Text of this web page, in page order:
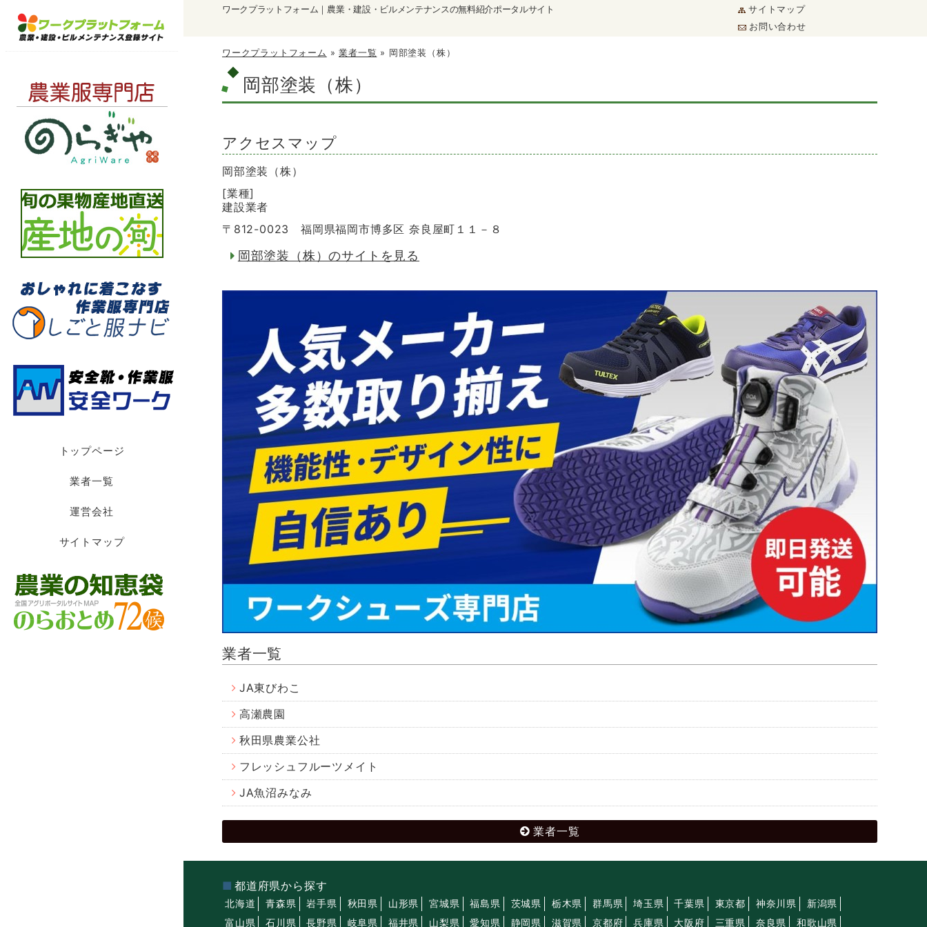
ワークプラットフォーム｜農業・建設・ビルメンテナンスの無料紹介ポータルサイト
サイトマップ
お問い合わせ
トップページ
業者一覧
運営会社
サイトマップ
ワークプラットフォーム »業者一覧 » 岡部塗装（株）
岡部塗装（株）
アクセスマップ
岡部塗装（株）
[業種]
建設業者
〒812-0023 福岡県福岡市博多区 奈良屋町１１－８
岡部塗装（株）のサイトを見る
業者一覧
JA東びわこ
高瀬農園
秋田県農業公社
フレッシュフルーツメイト
JA魚沼みなみ
業者一覧
都道府県から探す
北海道 青森県 岩手県 秋田県 山形県 宮城県 福島県 茨城県 栃木県 群馬県 埼玉県 千葉県 東京都 神奈川県
新潟県
富山県
石川県 長野県 岐阜県 福井県 山梨県 愛知県 静岡県 滋賀県 京都府 兵庫県 大阪府 三重県 奈良県 和歌山県